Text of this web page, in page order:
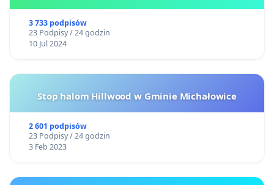
3 733 podpisów
23 Podpisy / 24 godzin
10 Jul 2024
Stop halom Hillwood w Gminie Michałowice
2 601 podpisów
23 Podpisy / 24 godzin
3 Feb 2023